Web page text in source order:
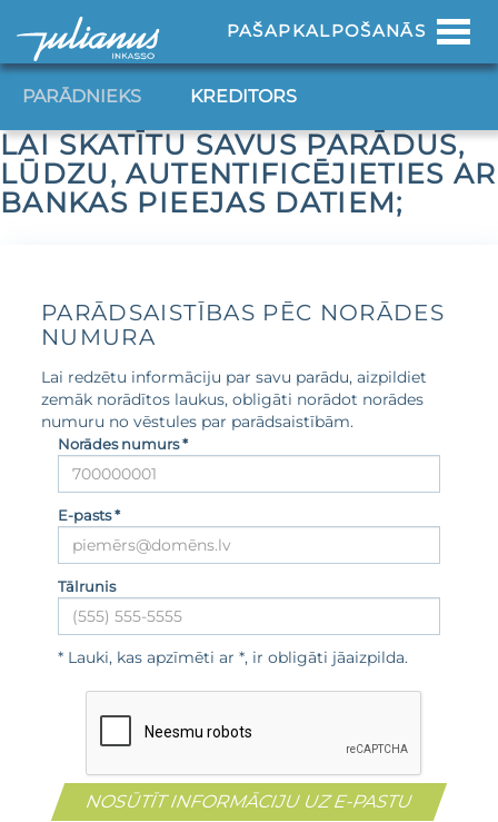
PAŠAPKALPOŠANĀS
PARĀDNIEKS KREDITORS
LAI SKATĪTU SAVUS PARĀDUS,
LŪDZU, AUTENTIFICĒJIETIES AR
BANKAS PIEEJAS DATIEM;
PARĀDSAISTĪBAS PĒC NORĀDES
NUMURA
Lai redzētu informāciju par savu parādu, aizpildiet
zemāk norādītos laukus, obligāti norādot norādes
numuru no vēstules par parādsaistībām.
Norādes numurs *
E-pasts *
Tālrunis
* Lauki, kas apzīmēti ar *, ir obligāti jāaizpilda.